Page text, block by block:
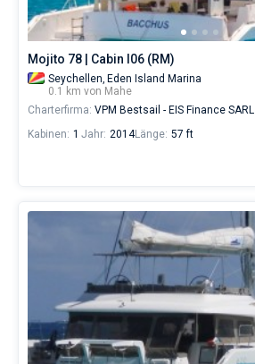
auch
für
Segler,
die
sich
Leben
Segel
Mojito 78 | Cabin I06 (RM)
Seychellen, Eden Island Marina
0.1 km von Mahe
Charterfirma: VPM Bestsail - EIS Finance SARL
Kabinen: 1 Jahr: 2014Länge: 57 ft